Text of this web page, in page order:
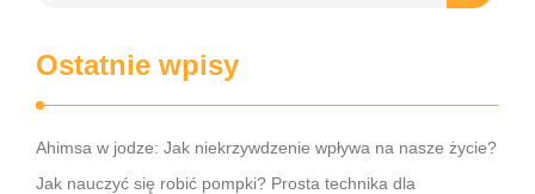
Ostatnie wpisy
Ahimsa w jodze: Jak niekrzywdzenie wpływa na nasze życie?
Jak nauczyć się robić pompki? Prosta technika dla